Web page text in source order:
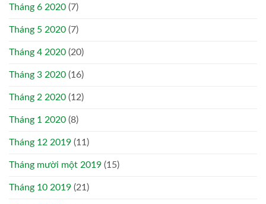
Tháng 6 2020 (7)
Tháng 5 2020 (7)
Tháng 4 2020 (20)
Tháng 3 2020 (16)
Tháng 2 2020 (12)
Tháng 1 2020 (8)
Tháng 12 2019 (11)
Tháng mười một 2019 (15)
Tháng 10 2019 (21)